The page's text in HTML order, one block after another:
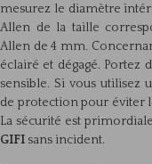
mesurez le diamètre
Allen de la taille
Allen de 4 mm.
éclairé et dégagé. Portez
sensible. Si vous utilisez
de protection pour éviter
La sécurité est
GIFI sans incident.